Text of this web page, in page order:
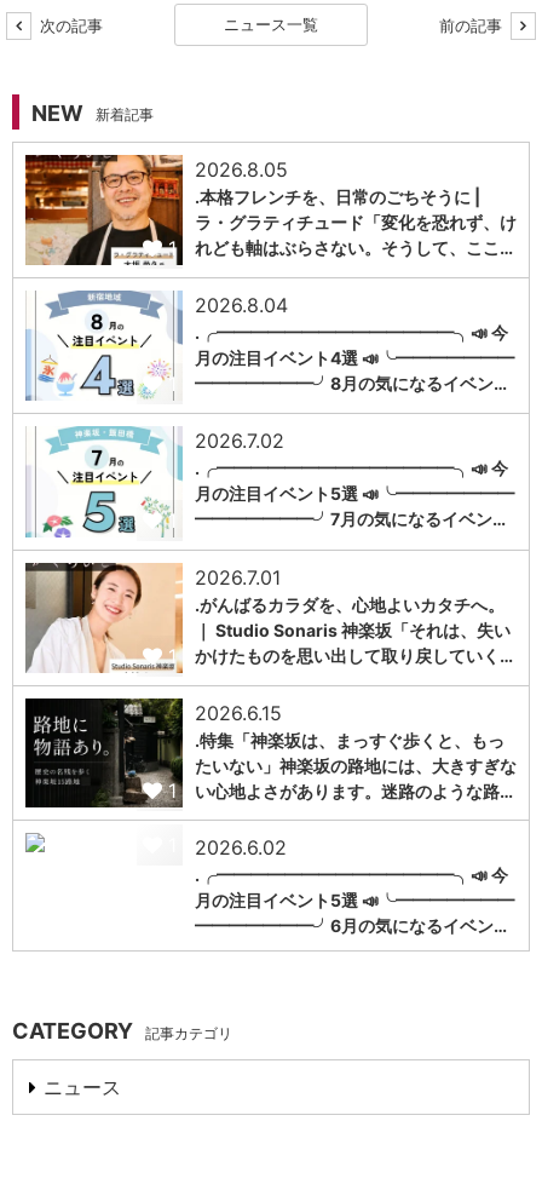
次の記事 ニュース一覧 前の記事
NEW 新着記事
1
2026.8.05
.本格フレンチを、日常のごちそうに |
ラ・グラティチュード「変化を恐れず、け
れども軸はぶらさない。そうして、ここ…
1
2026.8.04
.╭━━━━━━━━━━━━━━╮📣 今
月の注目イベント4選 📣╰━━━━━━━
━━━━━━━╯8月の気になるイベン…
1
2026.7.02
.╭━━━━━━━━━━━━━━╮📣 今
月の注目イベント5選 📣╰━━━━━━━
━━━━━━━╯7月の気になるイベン…
1
2026.7.01
.がんばるカラダを、心地よいカタチへ。
｜ Studio Sonaris 神楽坂「それは、失い
かけたものを思い出して取り戻していく…
1
2026.6.15
.特集「神楽坂は、まっすぐ歩くと、もっ
たいない」神楽坂の路地には、大きすぎな
い心地よさがあります。迷路のような路…
2026.6.02
.╭━━━━━━━━━━━━━━╮📣 今
月の注目イベント5選 📣╰━━━━━━━
━━━━━━━╯6月の気になるイベン…
CATEGORY 記事カテゴリ
ニュース